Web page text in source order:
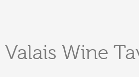
Valais Wine